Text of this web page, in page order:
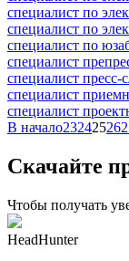
специалист по
специалист по
специалист по
специалист
специалист
специалист
специалист
В начало23242526
Скачайте
Чтобы получать
HeadHunter